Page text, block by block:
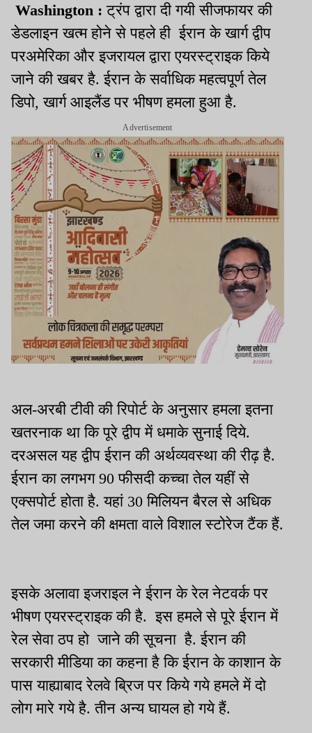
Washington :ट्रंप द्वारा दी गयी सीजफायर की
डेडलाइन खत्म होने से पहले ही ईरान के खार्ग द्वीप
परअमेरिका और इजरायल द्वारा एयरस्ट्राइक किये
जाने की खबर है. ईरान के सर्वाधिक महत्वपूर्ण तेल
डिपो, खार्ग आइलैंड पर भीषण हमला हुआ है.
Advertisement
अल-अरबी टीवी की रिपोर्ट के अनुसार हमला इतना
खतरनाक था कि पूरे द्वीप में धमाके सुनाई दिये.
दरअसल यह द्वीप ईरान की अर्थव्यवस्था की रीढ़ है.
ईरान का लगभग 90 फीसदी कच्चा तेल यहीं से
एक्सपोर्ट होता है. यहां 30 मिलियन बैरल से अधिक
तेल जमा करने की क्षमता वाले विशाल स्टोरेज टैंक हैं.
इसके अलावा इजराइल ने ईरान के रेल नेटवर्क पर
भीषण एयरस्ट्राइक की है. इस हमले से पूरे ईरान में
रेल सेवा ठप हो जाने की सूचना है. ईरान की
सरकारी मीडिया का कहना है कि ईरान के काशान के
पास याह्याबाद रेलवे ब्रिज पर किये गये हमले में दो
लोग मारे गये है. तीन अन्य घायल हो गये हैं.